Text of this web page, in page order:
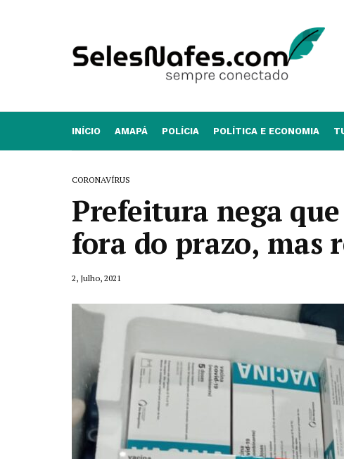
INÍCIO AMAPÁ POLÍCIA POLÍTICA E ECONOMIA
CORONAVÍRUS
Prefeitura nega
fora do prazo, mas
2, Julho, 2021